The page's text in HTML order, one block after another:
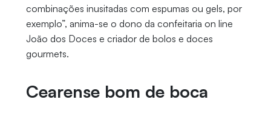
combinações inusitadas com espumas ou gels, por
exemplo”, anima-se o dono da confeitaria on line
João dos Doces e criador de bolos e doces
gourmets.
Cearense bom de boca